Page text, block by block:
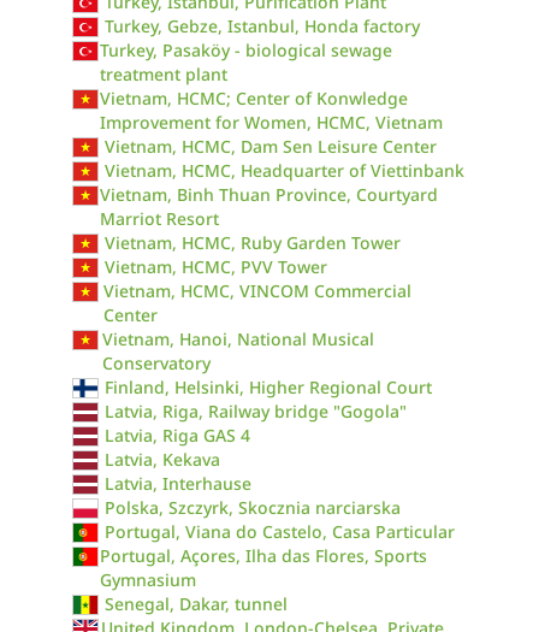
Turkey, Gebze, Istanbul, Honda factory
Turkey, Pasaköy - biological sewage
treatment plant
Vietnam, HCMC; Center of Konwledge
Improvement for Women, HCMC, Vietnam
Vietnam, HCMC, Dam Sen Leisure Center
Vietnam, HCMC, Headquarter of Viettinbank
Vietnam, Binh Thuan Province, Courtyard
Marriot Resort
Vietnam, HCMC, Ruby Garden Tower
Vietnam, HCMC, PVV Tower
Vietnam, HCMC, VINCOM Commercial
Center
Vietnam, Hanoi, National Musical
Conservatory
Finland, Helsinki, Higher Regional Court
Latvia, Riga, Railway bridge "Gogola"
Latvia, Riga GAS 4
Latvia, Kekava
Latvia, Interhause
Polska, Szczyrk, Skocznia narciarska
Portugal, Viana do Castelo, Casa Particular
Portugal, Açores, Ilha das Flores, Sports
Gymnasium
Senegal, Dakar, tunnel